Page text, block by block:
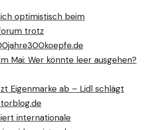
optimistisch beim
trotz
Mai: Wer könnte leer ausgehen?
Eigenmarke ab – Lidl schlägt
internationale